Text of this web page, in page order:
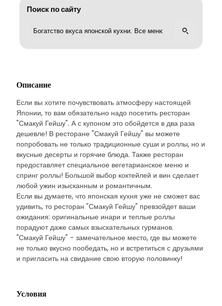
Поиск по сайту
Описание
Если вы хотите почувствовать атмосферу настоящей
Японии, то вам обязательно надо посетить ресторан
"Смакуй Гейшу". А с купоном это обойдется в два раза
дешевле! В ресторане "Смакуй Гейшу" вы можете
попробовать не только традиционные суши и роллы, но и
вкусные десерты и горячие блюда. Также ресторан
предоставляет специальное вегетарианское меню и
спринг роллы! Большой выбор коктейлей и вин сделает
любой ужин изысканным и романтичным.
Если вы думаете, что японская кухня уже не сможет вас
удивить, то ресторан "Смакуй Гейшу" превзойдет ваши
ожидания: оригинальные инари и теплые роллы
порадуют даже самых взыскательных гурманов.
"Смакуй Гейшу" - замечательное место, где вы можете
не только вкусно пообедать, но и встретиться с друзьями
и пригласить на свидание свою вторую половинку!
Условия